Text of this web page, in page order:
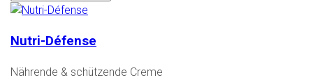
Nutri-Défense
Nährende & schützende Creme